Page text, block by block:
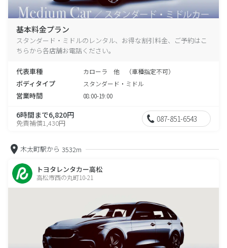
基本料金プラン
スタンダード・ミドルのレンタル、お得な割引料金、ご予約はこ
ちらから各店舗お電話ください。
代表車種 カローラ 他 （車種指定不可）
ボディタイプ スタンダード・ミドル
営業時間 08:00-19:00
6時間まで6,820円
免責補償1,430円 087-851-6543
木太町駅から 3532m
トヨタレンタカー高松
高松市西の丸町10-21